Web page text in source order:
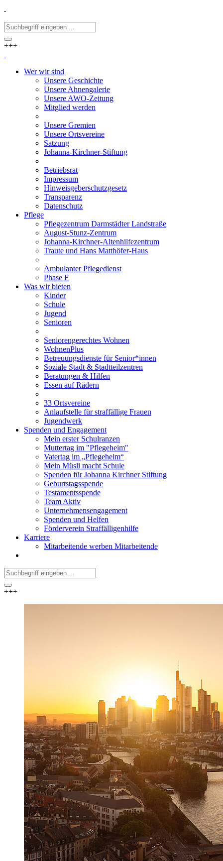
+++
Wer wir sind
Unsere Geschichte
Unsere Ahnengalerie
Unsere AWO-Zeitung
Mitglied werden
Unsere Gremien
Unsere Ortsvereine
Satzung
Johanna-Kirchner-Stiftung
Betriebsrat
Impressum
Hinweisgeberschutzgesetz
Transparenz
Datenschutz
Pflege
Pflegezentrum Darmstädter Landstraße
August-Stunz-Zentrum
Johanna-Kirchner-Altenhilfezentrum
Traute und Hans Matthöfer-Haus
Ambulanter Pflegedienst
Phase F
Was wir bieten
Kinder
Schule
Jugend
Senioren
Seniorengerechtes Wohnen
WohnenPlus
Betreuungsdienste für Senior*innen
Soziale Stadt & Stadtteilzentren
Beratungen & Hilfen
Essen auf Rädern
33 Ortsvereine
Anlaufstelle für straffällige Frauen
Jugendwerk
Spenden und Engagement
Mein erster Schulranzen
Muttertag im "Pflegeheim"
Vatertag im „Pflegeheim“
Mein Müsli macht Schule
Spenden für Johanna Kirchner Stiftung
Geburtstagsspende
Testamentsspende
Team Aktiv
Unternehmensengagement
Spenden und Helfen
Förderverein Straffälligenhilfe
Karriere
Mitarbeitende werben Mitarbeitende
+++